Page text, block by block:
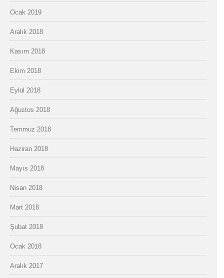
Ocak 2019
Aralık 2018
Kasım 2018
Ekim 2018
Eylül 2018
Ağustos 2018
Temmuz 2018
Haziran 2018
Mayıs 2018
Nisan 2018
Mart 2018
Şubat 2018
Ocak 2018
Aralık 2017